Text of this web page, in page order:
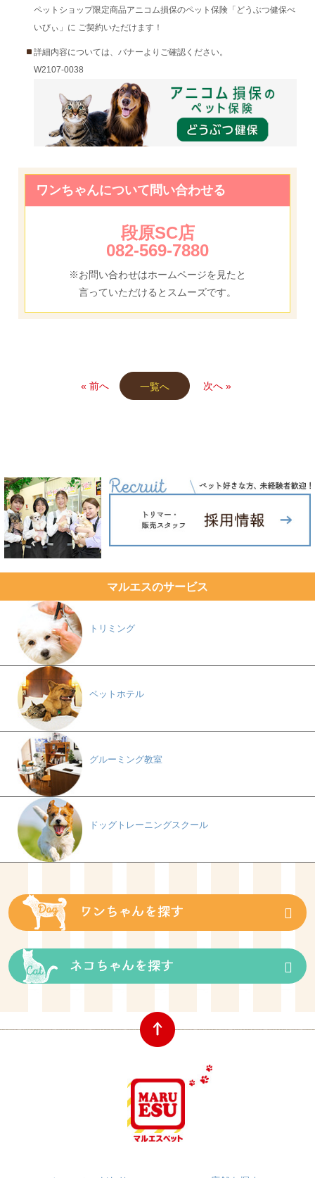
ペットショップ限定商品アニコム損保のペット保険「どうぶつ健保べ
いびぃ」に ご契約いただけます！
詳細内容については、バナーよりご確認ください。
W2107-0038
ワンちゃんについて問い合わせる
段原SC店
082-569-7880
※お問い合わせはホームページを見たと
言っていただけるとスムーズです。
« 前へ 一覧へ 次へ »
マルエスのサービス
トリミング
ペットホテル
グルーミング教室
ドッグトレーニングスクール